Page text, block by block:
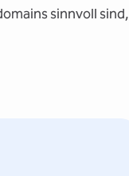
sinnvoll sind,